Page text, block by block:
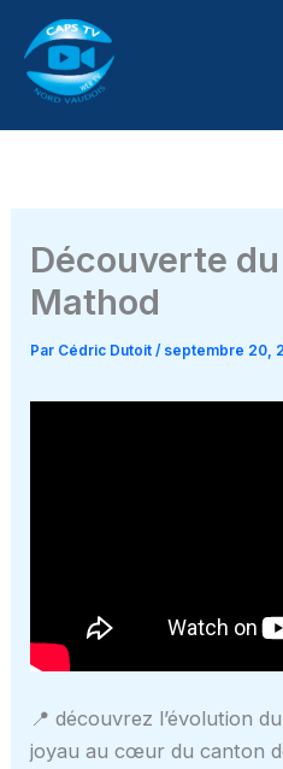
contenu
Découverte
Mathod
Par Cédric Dutoit/ septembre 20,
📍 découvrez l’évolution
joyau au cœur du canton